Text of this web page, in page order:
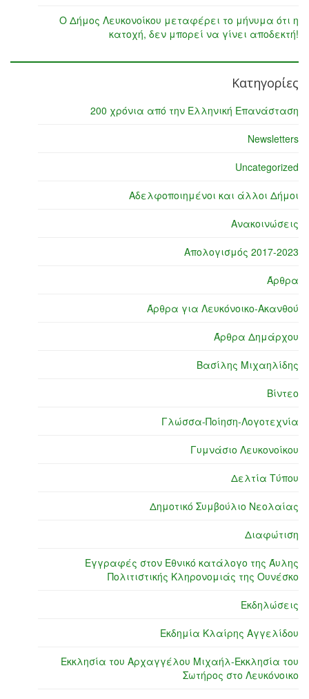
Ο Δήμος Λευκονοίκου μεταφέρει το μήνυμα ότι η
κατοχή, δεν μπορεί να γίνει αποδεκτή!
Κατηγορίες
200 χρόνια από την Ελληνική Επανάσταση
Newsletters
Uncategorized
Αδελφοποιημένοι και άλλοι Δήμοι
Ανακοινώσεις
Απολογισμός 2017-2023
Άρθρα
Άρθρα για Λευκόνοικο-Ακανθού
Άρθρα Δημάρχου
Βασίλης Μιχαηλίδης
Βίντεο
Γλώσσα-Ποίηση-Λογοτεχνία
Γυμνάσιο Λευκονοίκου
Δελτία Τύπου
Δημοτικό Συμβούλιο Νεολαίας
Διαφώτιση
Εγγραφές στον Εθνικό κατάλογο της Άυλης
Πολιτιστικής Κληρονομιάς της Ουνέσκο
Εκδηλώσεις
Εκδημία Κλαίρης Αγγελίδου
Εκκλησία του Αρχαγγέλου Μιχαήλ-Εκκλησία του
Σωτήρος στο Λευκόνοικο